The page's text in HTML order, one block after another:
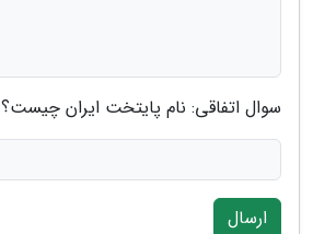
سوال اتفاقی: نام پایتخت ایران چیست؟
ارسال